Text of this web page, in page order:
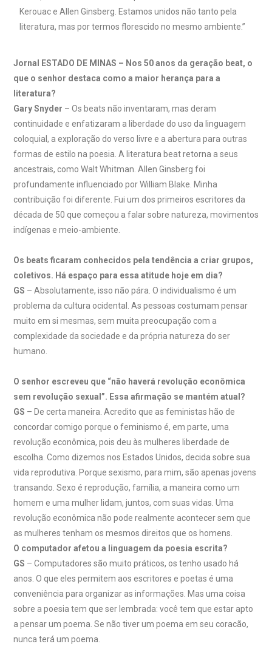
Kerouac e Allen Ginsberg. Estamos unidos não tanto pela
literatura, mas por termos florescido no mesmo ambiente.”
Jornal ESTADO DE MINAS – Nos 50 anos da geração beat, o
que o senhor destaca como a maior herança para a
literatura?
Gary Snyder – Os beats não inventaram, mas deram
continuidade e enfatizaram a liberdade do uso da linguagem
coloquial, a exploração do verso livre e a abertura para outras
formas de estilo na poesia. A literatura beat retorna a seus
ancestrais, como Walt Whitman. Allen Ginsberg foi
profundamente influenciado por William Blake. Minha
contribuição foi diferente. Fui um dos primeiros escritores da
década de 50 que começou a falar sobre natureza, movimentos
indígenas e meio-ambiente.
Os beats ficaram conhecidos pela tendência a criar grupos,
coletivos. Há espaço para essa atitude hoje em dia?
GS – Absolutamente, isso não pára. O individualismo é um
problema da cultura ocidental. As pessoas costumam pensar
muito em si mesmas, sem muita preocupação com a
complexidade da sociedade e da própria natureza do ser
humano.
O senhor escreveu que “não haverá revolução econômica
sem revolução sexual”. Essa afirmação se mantém atual?
GS – De certa maneira. Acredito que as feministas hão de
concordar comigo porque o feminismo é, em parte, uma
revolução econômica, pois deu às mulheres liberdade de
escolha. Como dizemos nos Estados Unidos, decida sobre sua
vida reprodutiva. Porque sexismo, para mim, são apenas jovens
transando. Sexo é reprodução, família, a maneira como um
homem e uma mulher lidam, juntos, com suas vidas. Uma
revolução econômica não pode realmente acontecer sem que
as mulheres tenham os mesmos direitos que os homens.
O computador afetou a linguagem da poesia escrita?
GS – Computadores são muito práticos, os tenho usado há
anos. O que eles permitem aos escritores e poetas é uma
conveniência para organizar as informações. Mas uma coisa
sobre a poesia tem que ser lembrada: você tem que estar apto
a pensar um poema. Se não tiver um poema em seu coracão,
nunca terá um poema.